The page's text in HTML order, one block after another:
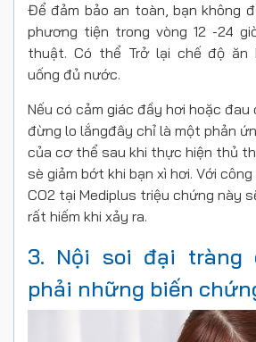
Để đảm bảo an toàn, bạn không
phương tiện trong vòng 12 -24
thuật. Có thể Trở lại chế độ ăn
uống đủ nước.
Nếu có cảm giác đầy hơi hoặc đau
đừng lo lắngđây chỉ là một phản
của cơ thể sau khi thực hiện thủ
sè giảm bớt khi bạn xì hơi. Với
CO2 tại Mediplus triệu chứng này
rất hiếm khi xảy ra.
3. Nội soi đại tràng
phải những biến